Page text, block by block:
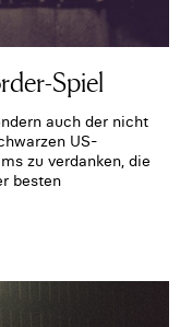
Spiel
auch der nicht
US-
zu verdanken, die
besten